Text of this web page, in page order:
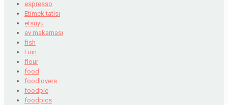
espresso
Etimek tatlsı
etsuyu
ev makarnası
fish
Fırın
flour
food
foodlovers
foodpic
foodpics